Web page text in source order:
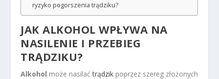
ryzyko pogorszenia trądziku?
JAK ALKOHOL WPŁYWA NA
NASILENIE I PRZEBIEG
TRĄDZIKU?
Alkohol może nasilaćtrądzik poprzez szereg złożonych